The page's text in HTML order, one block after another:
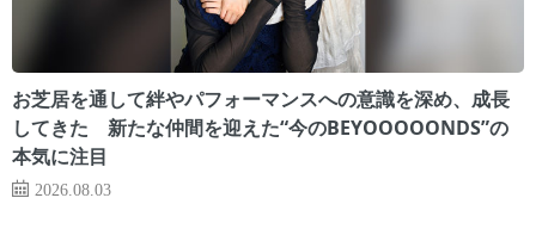
お芝居を通して絆やパフォーマンスへの意識を深め、成長
してきた 新たな仲間を迎えた“今のBEYOOOOONDS”の
本気に注目
2026.08.03